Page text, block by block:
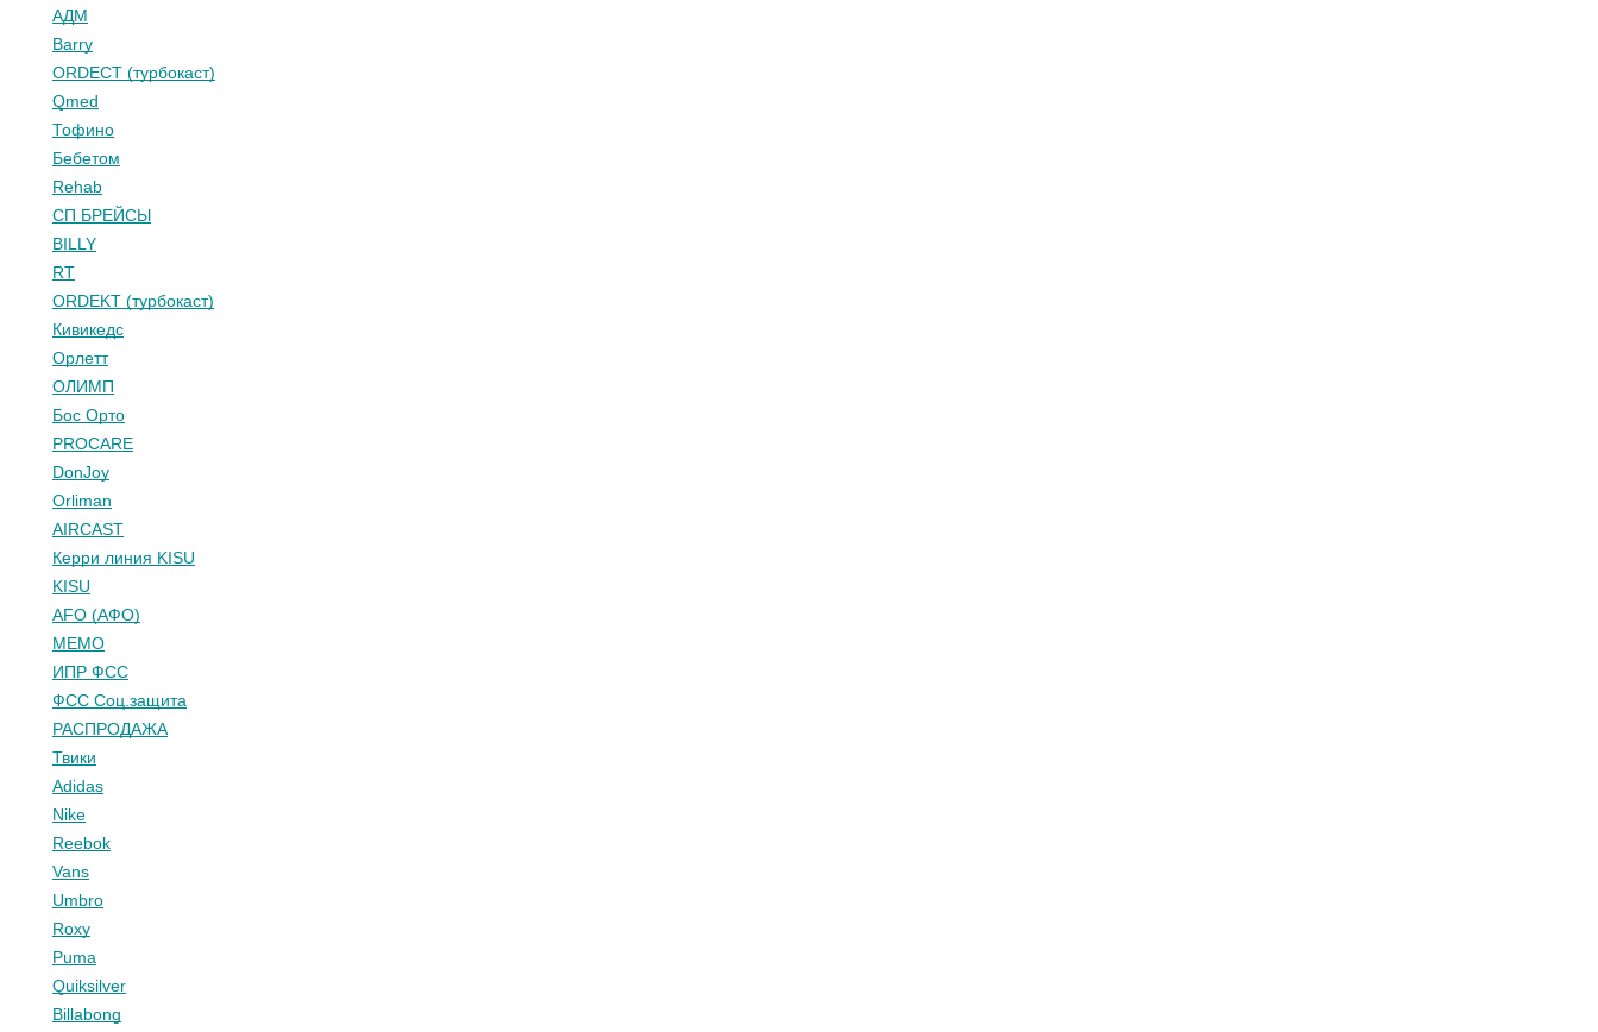
АДМ
Barry
ORDECT (турбокаст)
Qmed
Тофино
Бебетом
Rehab
СП БРЕЙСЫ
BILLY
RT
ORDEKT (турбокаст)
Кивикедс
Орлетт
ОЛИМП
Бос Орто
PROCARE
DonJoy
Orliman
AIRCAST
Керри линия KISU
KISU
AFO (АФО)
МЕМО
ИПР ФСС
ФСС Соц.защита
РАСПРОДАЖА
Твики
Adidas
Nike
Reebok
Vans
Umbro
Roxy
Puma
Quiksilver
Billabong